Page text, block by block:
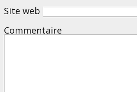
Site web
Commentaire